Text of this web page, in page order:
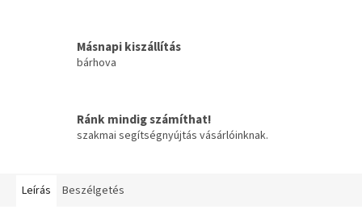
Másnapi kiszállítás
bárhova
Ránk mindig számíthat!
szakmai segítségnyújtás vásárlóinknak.
Leírás Beszélgetés